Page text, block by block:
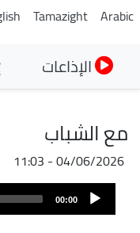
Arabic
Tamazight
الإذاعات
مع الشباب
04/06/2026 - 11:03
ملف
الصوت
Audio
Player
00:00